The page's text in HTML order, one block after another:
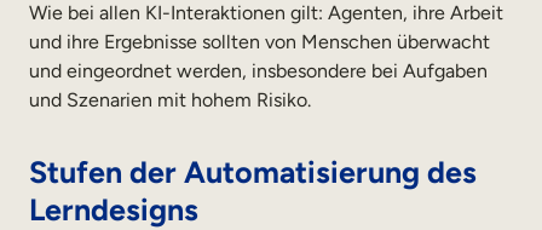
Wie bei allen KI-Interaktionen gilt: Agenten, ihre Arbeit
und ihre Ergebnisse sollten von Menschen überwacht
und eingeordnet werden, insbesondere bei Aufgaben
und Szenarien mit hohem Risiko.
Stufen der Automatisierung des
Lerndesigns